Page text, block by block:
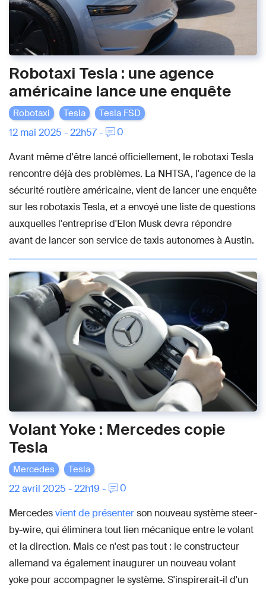
Robotaxi Tesla : une agence
américaine lance une enquête
Robotaxi Tesla Tesla FSD
12 mai 2025 - 22h57 -
0
Avant même d'être lancé officiellement, le robotaxi Tesla
rencontre déjà des problèmes. La NHTSA, l'agence de la
sécurité routière américaine, vient de lancer une enquête
sur les robotaxis Tesla, et a envoyé une liste de questions
auxquelles l'entreprise d'Elon Musk devra répondre
avant de lancer son service de taxis autonomes à Austin.
Volant Yoke : Mercedes copie
Tesla
Mercedes Tesla
22 avril 2025 - 22h19 -
0
Mercedesvient de présenterson nouveau système steer-
by-wire, qui éliminera tout lien mécanique entre le volant
et la direction. Mais ce n'est pas tout : le constructeur
allemand va également inaugurer un nouveau volant
yoke pour accompagner le système. S'inspirerait-il d'un